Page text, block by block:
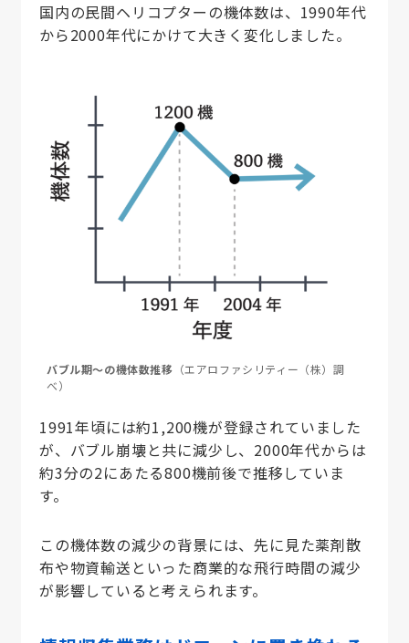
国内の民間ヘリコプターの機体数は、1990年代
から2000年代にかけて大きく変化しました。
バブル期〜の機体数推移 （エアロファシリティー（株）調
べ）
1991年頃には約1,200機が登録されていました
が、バブル崩壊と共に減少し、2000年代からは
約3分の2にあたる800機前後で推移していま
す。
この機体数の減少の背景には、先に見た薬剤散
布や物資輸送といった商業的な飛行時間の減少
が影響していると考えられます。